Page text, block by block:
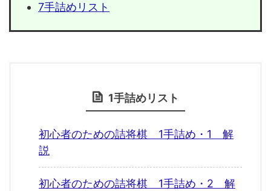
7手詰めリスト
1手詰めリスト
初心者のための詰将棋 1手詰め・1 解
説
初心者のための詰将棋 1手詰め・2 解